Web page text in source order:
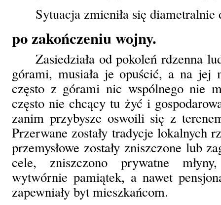
Sytuacja zmieniła się diametralnie
po zakończeniu wojny.
Zasiedziała od pokoleń rdzenna
górami, musiała je opuścić, a na jej
często z górami nic wspólnego nie
często nie chcący tu żyć i
zanim przybysze oswoili się z
Przerwane zostały tradycje lokalnych
przemysłowe zostały zniszczone lub
cele, zniszczono prywatne
wytwórnie pamiątek, a nawet
zapewniały byt mieszkańcom.